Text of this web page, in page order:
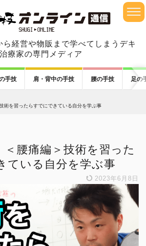
ら経営や物販まで学べてしまうデキ
療家の専門メディア
手技 肩・背中の手技 腰の手技 足の
術を習ったらすでにできている自分を学ぶ事
＜腰痛編＞技術を習った
ている自分を学ぶ事
2023年6月8日